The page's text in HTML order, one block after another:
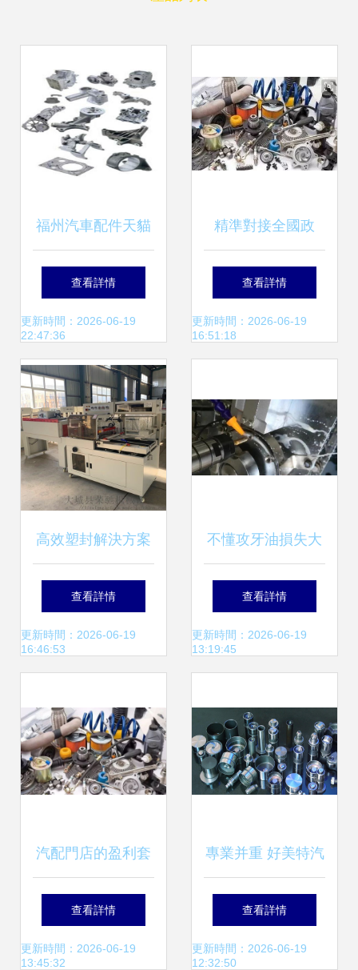
福州汽車配件天貓
店之汽車配件選購
技巧 專家教你省錢
又安心
查看詳情
更新時間：2026-06-19
22:47:36
精準對接全國政
府，9個高質量化
妝品項目引領產業
查看詳情
更新時間：2026-06-19
16:51:18
高效塑封解決方案
汽車配件與化妝品
的智能包裝之道
查看詳情
更新時間：2026-06-19
16:46:53
不懂攻牙油損失大
同樣的絲錐，從
5000次到3萬次的
的？
查看詳情
更新時間：2026-06-19
13:19:45
汽配門店的盈利套
路與美妝行業啟示
哪種模式最賺錢？
查看詳情
更新時間：2026-06-19
13:45:32
專業并重 好美特汽
配連鎖與雅致護膚
的多維思考
查看詳情
更新時間：2026-06-19
12:32:50